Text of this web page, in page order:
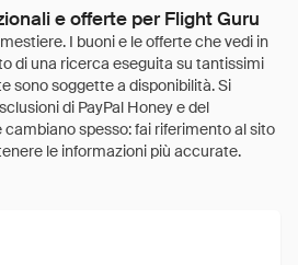
e offerte per Flight Guru